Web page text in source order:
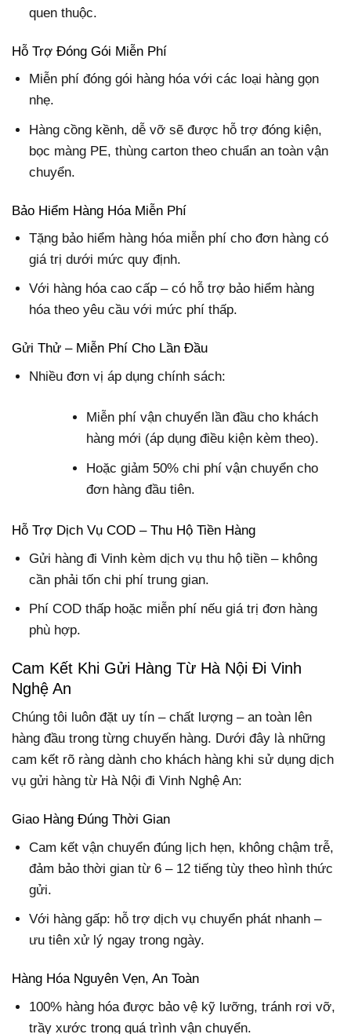
quen thuộc.
Hỗ Trợ Đóng Gói Miễn Phí
Miễn phí đóng gói hàng hóa với các loại hàng gọn
nhẹ.
Hàng cồng kềnh, dễ vỡ sẽ được hỗ trợ đóng kiện,
bọc màng PE, thùng carton theo chuẩn an toàn vận
chuyển.
Bảo Hiểm Hàng Hóa Miễn Phí
Tặng bảo hiểm hàng hóa miễn phí cho đơn hàng có
giá trị dưới mức quy định.
Với hàng hóa cao cấp – có hỗ trợ bảo hiểm hàng
hóa theo yêu cầu với mức phí thấp.
Gửi Thử – Miễn Phí Cho Lần Đầu
Nhiều đơn vị áp dụng chính sách:
Miễn phí vận chuyển lần đầu cho khách
hàng mới (áp dụng điều kiện kèm theo).
Hoặc giảm 50% chi phí vận chuyển cho
đơn hàng đầu tiên.
Hỗ Trợ Dịch Vụ COD – Thu Hộ Tiền Hàng
Gửi hàng đi Vinh kèm dịch vụ thu hộ tiền – không
cần phải tốn chi phí trung gian.
Phí COD thấp hoặc miễn phí nếu giá trị đơn hàng
phù hợp.
Cam Kết Khi Gửi Hàng Từ Hà Nội Đi Vinh
Nghệ An
Chúng tôi luôn đặt uy tín – chất lượng – an toàn lên
hàng đầu trong từng chuyến hàng. Dưới đây là những
cam kết rõ ràng dành cho khách hàng khi sử dụng dịch
vụ gửi hàng từ Hà Nội đi Vinh Nghệ An:
Giao Hàng Đúng Thời Gian
Cam kết vận chuyển đúng lịch hẹn, không chậm trễ,
đảm bảo thời gian từ 6 – 12 tiếng tùy theo hình thức
gửi.
Với hàng gấp: hỗ trợ dịch vụ chuyển phát nhanh –
ưu tiên xử lý ngay trong ngày.
Hàng Hóa Nguyên Vẹn, An Toàn
100% hàng hóa được bảo vệ kỹ lưỡng, tránh rơi vỡ,
trầy xước trong quá trình vận chuyển.